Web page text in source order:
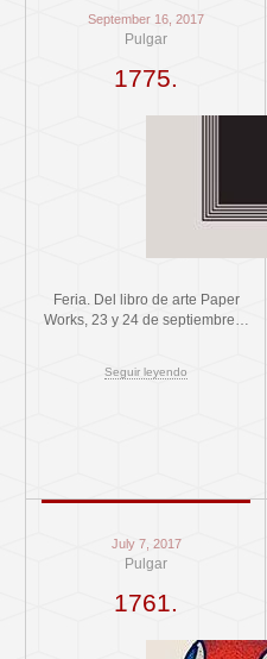
September 16, 2017
Pulgar
1775.
Feria. Del libro de arte Paper
Works, 23 y 24 de septiembre…
Seguir leyendo
July 7, 2017
Pulgar
1761.